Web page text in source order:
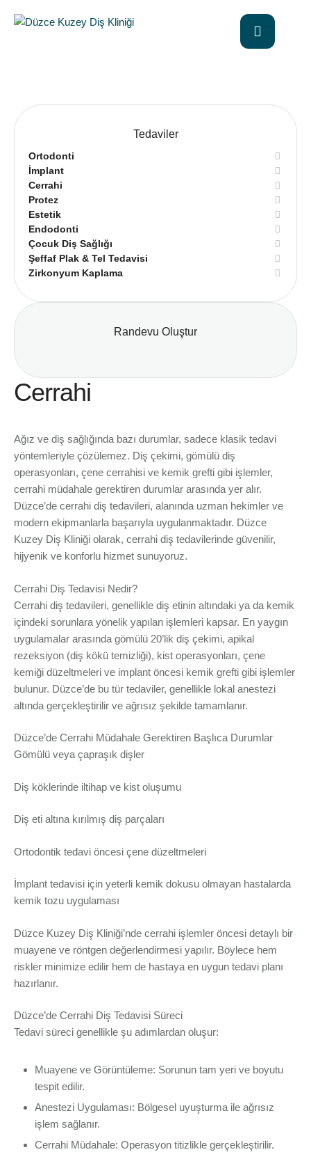
Tedaviler
Ortodonti
İmplant
Cerrahi
Protez
Estetik
Endodonti
Çocuk Diş Sağlığı
Şeffaf Plak & Tel Tedavisi
Zirkonyum Kaplama
Randevu Oluştur
Cerrahi
Ağız ve diş sağlığında bazı durumlar, sadece klasik tedavi
yöntemleriyle çözülemez. Diş çekimi, gömülü diş
operasyonları, çene cerrahisi ve kemik grefti gibi işlemler,
cerrahi müdahale gerektiren durumlar arasında yer alır.
Düzce’de cerrahi diş tedavileri, alanında uzman hekimler ve
modern ekipmanlarla başarıyla uygulanmaktadır. Düzce
Kuzey Diş Kliniği olarak, cerrahi diş tedavilerinde güvenilir,
hijyenik ve konforlu hizmet sunuyoruz.
Cerrahi Diş Tedavisi Nedir?
Cerrahi diş tedavileri, genellikle diş etinin altındaki ya da kemik
içindeki sorunlara yönelik yapılan işlemleri kapsar. En yaygın
uygulamalar arasında gömülü 20’lik diş çekimi, apikal
rezeksiyon (diş kökü temizliği), kist operasyonları, çene
kemiği düzeltmeleri ve implant öncesi kemik grefti gibi işlemler
bulunur. Düzce’de bu tür tedaviler, genellikle lokal anestezi
altında gerçekleştirilir ve ağrısız şekilde tamamlanır.
Düzce’de Cerrahi Müdahale Gerektiren Başlıca Durumlar
Gömülü veya çapraşık dişler
Diş köklerinde iltihap ve kist oluşumu
Diş eti altına kırılmış diş parçaları
Ortodontik tedavi öncesi çene düzeltmeleri
İmplant tedavisi için yeterli kemik dokusu olmayan hastalarda
kemik tozu uygulaması
Düzce Kuzey Diş Kliniği’nde cerrahi işlemler öncesi detaylı bir
muayene ve röntgen değerlendirmesi yapılır. Böylece hem
riskler minimize edilir hem de hastaya en uygun tedavi planı
hazırlanır.
Düzce’de Cerrahi Diş Tedavisi Süreci
Tedavi süreci genellikle şu adımlardan oluşur:
Muayene ve Görüntüleme: Sorunun tam yeri ve boyutu
tespit edilir.
Anestezi Uygulaması: Bölgesel uyuşturma ile ağrısız
işlem sağlanır.
Cerrahi Müdahale: Operasyon titizlikle gerçekleştirilir.